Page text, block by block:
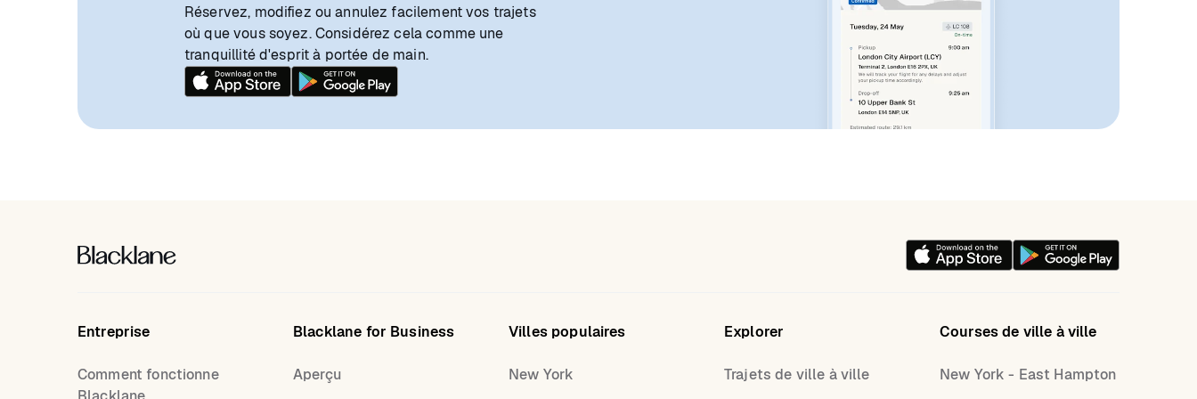
Réservez, modifiez ou annulez facilement vos trajets
où que vous soyez. Considérez cela comme une
tranquillité d'esprit à portée de main.
Entreprise
Comment fonctionne
Blacklane for Business
Aperçu
Villes populaires
New York
Explorer
Trajets de ville à ville
Courses de ville à ville
New York - East Hampton